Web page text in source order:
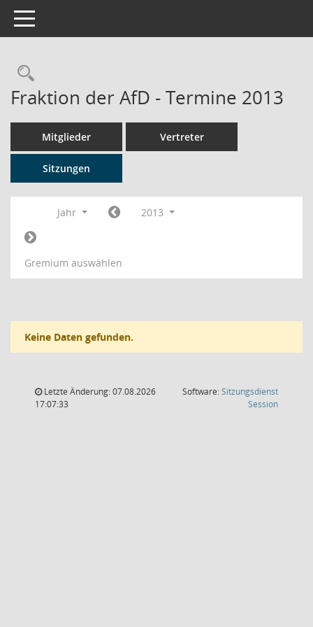
Toggle navigation
Rechercheauswahl
Fraktion der AfD - Termine 2013
Mitglieder Vertreter
Sitzungen
Jahr 2013
Gremium auswählen
Keine Daten gefunden.
Letzte Änderung: 07.08.2026
17:07:33
Software:Sitzungsdienst
Session(Wird in